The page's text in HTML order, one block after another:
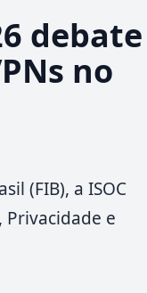
debate
no
(FIB), a ISOC
e